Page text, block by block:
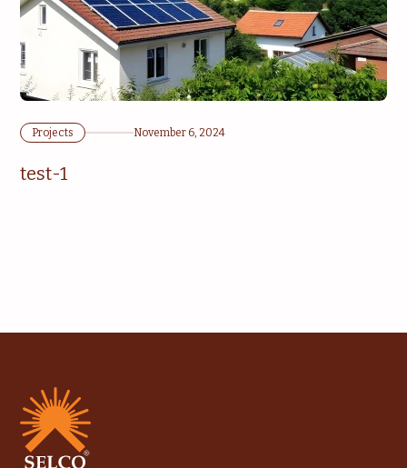
Projects November 6, 2024
test-1